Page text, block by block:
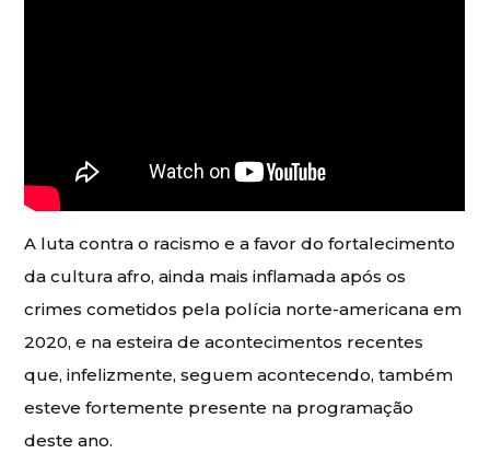
A luta contra o racismo e a favor do fortalecimento
da cultura afro, ainda mais inflamada após os
crimes cometidos pela polícia norte-americana em
2020, e na esteira de acontecimentos recentes
que, infelizmente, seguem acontecendo, também
esteve fortemente presente na programação
deste ano.